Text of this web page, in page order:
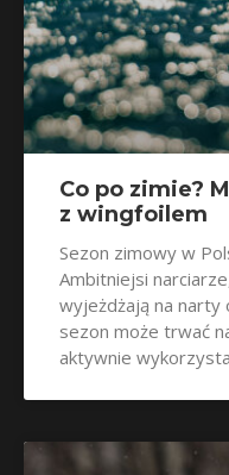
Co po zimie?
z wingfoilem
Sezon zimowy w
Ambitniejsi
wyjeżdżają na narty
sezon może trwać
aktywnie